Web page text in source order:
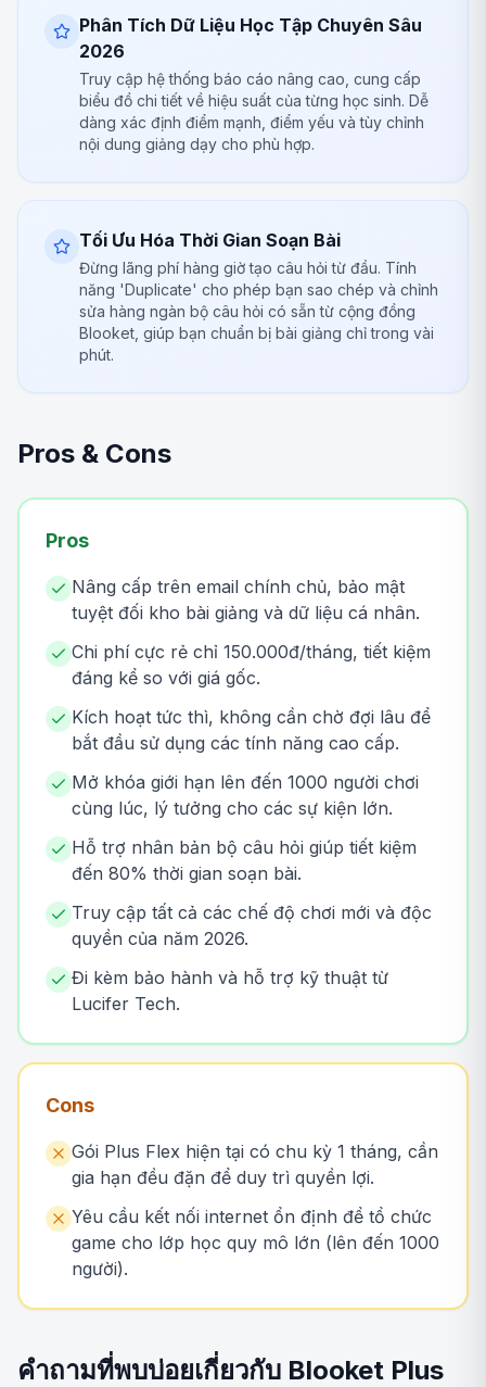
Phân Tích Dữ Liệu Học Tập Chuyên Sâu
2026
Truy cập hệ thống báo cáo nâng cao, cung cấp
biểu đồ chi tiết về hiệu suất của từng học sinh. Dễ
dàng xác định điểm mạnh, điểm yếu và tùy chỉnh
nội dung giảng dạy cho phù hợp.
Tối Ưu Hóa Thời Gian Soạn Bài
Đừng lãng phí hàng giờ tạo câu hỏi từ đầu. Tính
năng 'Duplicate' cho phép bạn sao chép và chỉnh
sửa hàng ngàn bộ câu hỏi có sẵn từ cộng đồng
Blooket, giúp bạn chuẩn bị bài giảng chỉ trong vài
phút.
Pros & Cons
Pros
Nâng cấp trên email chính chủ, bảo mật
tuyệt đối kho bài giảng và dữ liệu cá nhân.
Chi phí cực rẻ chỉ 150.000đ/tháng, tiết kiệm
đáng kể so với giá gốc.
Kích hoạt tức thì, không cần chờ đợi lâu để
bắt đầu sử dụng các tính năng cao cấp.
Mở khóa giới hạn lên đến 1000 người chơi
cùng lúc, lý tưởng cho các sự kiện lớn.
Hỗ trợ nhân bản bộ câu hỏi giúp tiết kiệm
đến 80% thời gian soạn bài.
Truy cập tất cả các chế độ chơi mới và độc
quyền của năm 2026.
Đi kèm bảo hành và hỗ trợ kỹ thuật từ
Lucifer Tech.
Cons
Gói Plus Flex hiện tại có chu kỳ 1 tháng, cần
gia hạn đều đặn để duy trì quyền lợi.
Yêu cầu kết nối internet ổn định để tổ chức
game cho lớp học quy mô lớn (lên đến 1000
người).
คำถามที่พบบ่อยเกี่ยวกับ Blooket Plus